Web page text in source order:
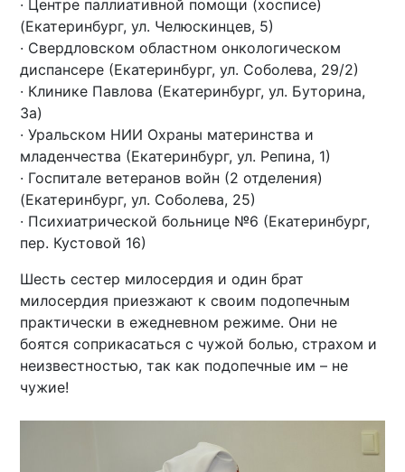
· Центре паллиативной помощи (хосписе)
(Екатеринбург, ул. Челюскинцев, 5)
· Свердловском областном онкологическом
диспансере (Екатеринбург, ул. Соболева, 29/2)
· Клинике Павлова (Екатеринбург, ул. Буторина,
3а)
· Уральском НИИ Охраны материнства и
младенчества (Екатеринбург, ул. Репина, 1)
· Госпитале ветеранов войн (2 отделения)
(Екатеринбург, ул. Соболева, 25)
· Психиатрической больнице №6 (Екатеринбург,
пер. Кустовой 16)
Шесть сестер милосердия и один брат
милосердия приезжают к своим подопечным
практически в ежедневном режиме. Они не
боятся соприкасаться с чужой болью, страхом и
неизвестностью, так как подопечные им – не
чужие!